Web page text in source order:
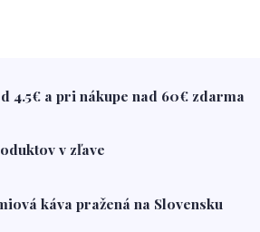
4.5€ a pri nákupe nad 60€ zdarma
v zľave
káva pražená na Slovensku